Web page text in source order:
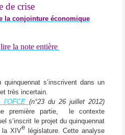
de crise
la conjointure économique
la note entière
s’inscrivent dans un
très incertain.
(n°23 du 26 juillet 2012)
première partie, le contexte
s’inscrit le projet du quinquennat
la XIVe législature. Cette analyse